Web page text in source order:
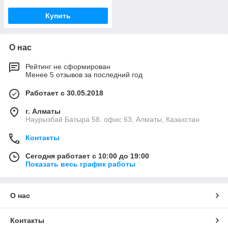
Купить
О нас
Рейтинг не сформирован
Менее 5 отзывов за последний год
Работает с 30.05.2018
г. Алматы
Наурызбай Батыра 58. офис 63, Алматы, Казахстан
Контакты
Сегодня работает с 10:00 до 19:00
Показать весь график работы
О нас
Контакты